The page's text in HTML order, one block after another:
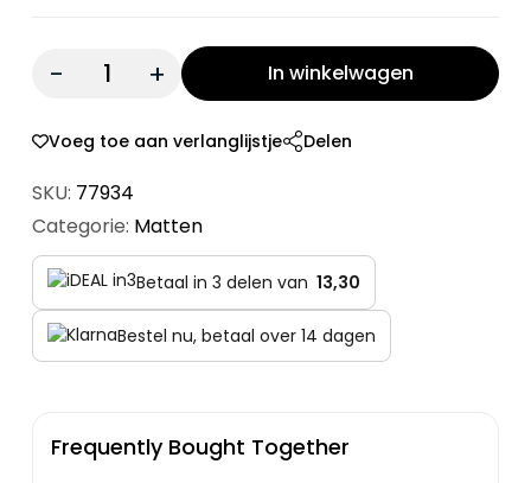
Quantity: In winkelwagen
Voeg toe aan verlanglijstje Delen
SKU: 77934
Categorie: Matten
Betaal in 3 delen van 13,30
Bestel nu, betaal over 14 dagen
Frequently Bought Together